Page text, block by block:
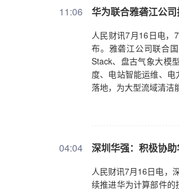
11:06 华为联合雅砻江公
人民财讯7月16日电
布。雅砻江公司联合
Stack、盘古气象大模
度、电站智能运维、
落地，为大型流域清洁
04:04 深圳华强：积极协
人民财讯7月16日电，
续推进华为计算部件